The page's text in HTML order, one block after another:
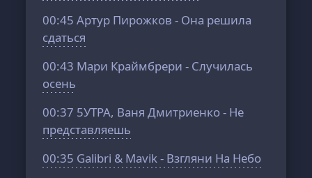
00:45 Артур Пирожков - Она решила
сдаться
00:43 Мари Краймбрери - Случилась
осень
00:37 5УТРА, Ваня Дмитриенко - Не
представляешь
00:35 Galibri & Mavik - Взгляни На Небо